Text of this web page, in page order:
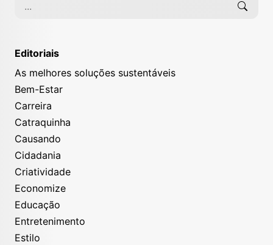
Editoriais
As melhores soluções sustentáveis
Bem-Estar
Carreira
Catraquinha
Causando
Cidadania
Criatividade
Economize
Educação
Entretenimento
Estilo